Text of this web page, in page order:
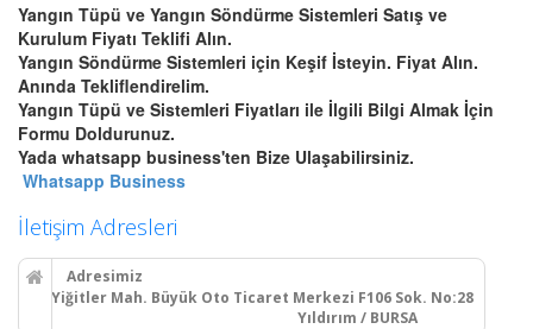
Yangın Tüpü ve Yangın Söndürme Sistemleri Satış ve
Kurulum Fiyatı Teklifi Alın.
Yangın Söndürme Sistemleri için Keşif İsteyin. Fiyat Alın.
Anında Tekliflendirelim.
Yangın Tüpü ve Sistemleri Fiyatları ile İlgili Bilgi Almak İçin
Formu Doldurunuz.
Yada whatsapp business'ten Bize Ulaşabilirsiniz.
Whatsapp Business
İletişim Adresleri
Adresimiz
Yiğitler Mah. Büyük Oto Ticaret Merkezi F106 Sok. No:28
Yıldırım / BURSA